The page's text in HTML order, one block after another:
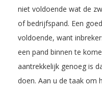
niet voldoende wat de
of bedrijfspand. Een
voldoende, want
een pand binnen te
aantrekkelijk genoeg is
doen. Aan u de taak om